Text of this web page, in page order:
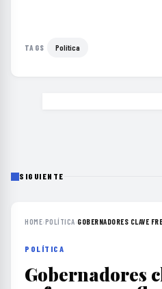
TAGS Política
SIGUIENTE
HOME›POLÍTICA›GOBERNADORES CLAVE
POLÍTICA
Gobernadores